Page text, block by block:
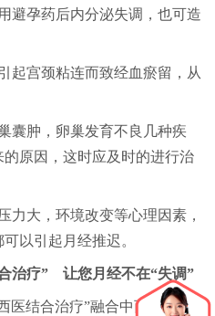
孕药后内分泌失调，也可造
宫颈粘连而致经血瘀留，从
肿，卵巢发育不良几种疾
原因，这时应及时的进行治
大，环境改变等心理因素，
以引起月经推迟。
治疗” 让您月经不在“失调”
结合治疗”融合中西医结合辩